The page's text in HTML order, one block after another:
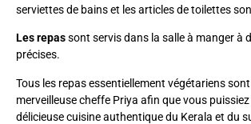
serviettes de bains et les articles de toilettes
Les repassont servis dans la salle à manger à
précises.
Tous les repas essentiellement végétariens
merveilleuse cheffe Priya afin que vous
délicieuse cuisine authentique du Kerala et du